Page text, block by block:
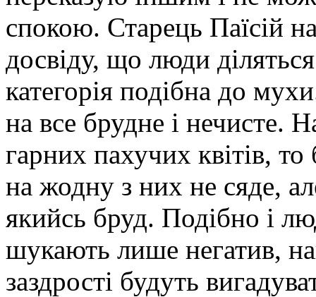
спокою. Старець Паїсій
досвіду, що люди
категорія подібна до
на все брудне і нечисте.
гарних пахучих квітів,
на жодну з них не сяде,
якийсь бруд. Подібно і
шукають лише негатив,
заздрості будуть